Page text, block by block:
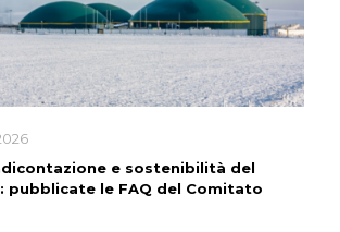
e sostenibilità del
pubblicate le FAQ del Comitato